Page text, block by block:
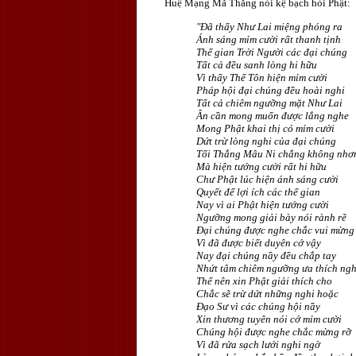
Huệ Mạng Mã Thắng nói kệ bạch hỏi Phật:
"Ðã thấy Như Lai miệng phóng ra
Ánh sáng mỉm cười rất thanh tịnh
Thế gian Trời Người các đại chúng
Tất cả đều sanh lòng hi hữu
Vì thấy Thế Tôn hiện mỉm cười
Pháp hội đại chúng đều hoài nghi
Tất cả chiêm ngưỡng mặt Như Lai
Ân cần mong muốn được lắng nghe
Mong Phật khai thị có mỉm cười
Dứt trừ lòng nghi của đại chúng
Tối Thắng Mâu Ni chẳng không
Mà hiện tướng cười rất hi hữu
Chư Phật lúc hiện ánh sáng cười
Quyết để lợi ích các thế gian
Nay vì ai Phật hiện tướng cười
Ngưỡng mong giải bày nói rành rẽ
Ðại chúng được nghe chắc vui mừng
Vì đã được biết duyên cớ vậy
Nay đại chúng nầy đều chắp tay
Nhứt tâm chiêm ngưỡng ưa thích
Thế nên xin Phật giải thích cho
Chắc sẽ trừ dứt những nghi hoặc
Ðạo Sư vì các chúng hội nầy
Xin thương tuyên nói cớ mỉm cười
Chúng hội được nghe chắc mừng rỡ
Vì đã rửa sạch lưới nghi ngờ